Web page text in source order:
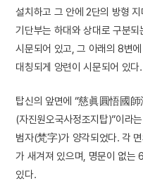
설치하고 그 안에 2단의 방형
기단부는 하대와 상대로 구분
시문되어 있고, 그 아래의 8변
대칭되게 앙련이 시문되어 있다.
탑신의 앞면에 “慈眞圓悟國
(자진원오국사정조지탑)”이라
범자(梵字)가 양각되었다. 각
가 새겨져 있으며, 명문이 없는
있다.